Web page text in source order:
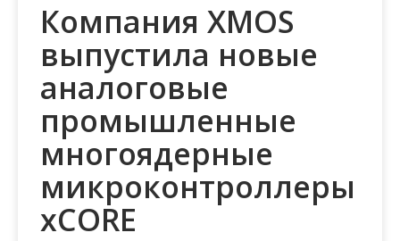
Компания XMOS
выпустила новые
аналоговые
промышленные
многоядерные
микроконтроллеры
xCORE